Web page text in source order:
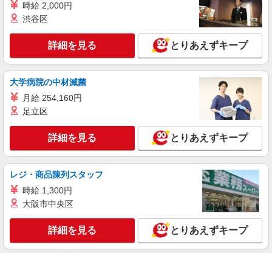
時給 2,000円
渋谷区
詳細を見る とりあえずキープ
大学病院の中材滅菌
月給 254,160円
足立区
詳細を見る とりあえずキープ
レジ・商品陳列スタッフ
時給 1,300円
大阪市中央区
詳細を見る とりあえずキープ